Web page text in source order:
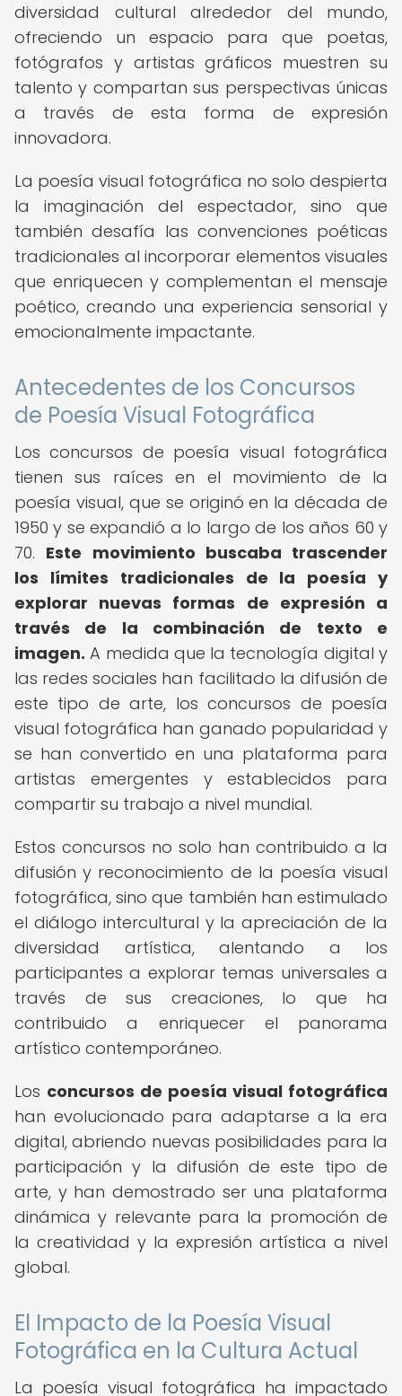
diversidad cultural alrededor del mundo,
ofreciendo un espacio para que poetas,
fotógrafos y artistas gráficos muestren su
talento y compartan sus perspectivas únicas
a través de esta forma de expresión
innovadora.
La poesía visual fotográfica no solo despierta
la imaginación del espectador, sino que
también desafía las convenciones poéticas
tradicionales al incorporar elementos visuales
que enriquecen y complementan el mensaje
poético, creando una experiencia sensorial y
emocionalmente impactante.
Antecedentes de los Concursos
de Poesía Visual Fotográfica
Los concursos de poesía visual fotográfica
tienen sus raíces en el movimiento de la
poesía visual, que se originó en la década de
1950 y se expandió a lo largo de los años 60 y
70. Este movimiento buscaba trascender
los límites tradicionales de la poesía y
explorar nuevas formas de expresión a
través de la combinación de texto e
imagen. A medida que la tecnología digital y
las redes sociales han facilitado la difusión de
este tipo de arte, los concursos de poesía
visual fotográfica han ganado popularidad y
se han convertido en una plataforma para
artistas emergentes y establecidos para
compartir su trabajo a nivel mundial.
Estos concursos no solo han contribuido a la
difusión y reconocimiento de la poesía visual
fotográfica, sino que también han estimulado
el diálogo intercultural y la apreciación de la
diversidad artística, alentando a los
participantes a explorar temas universales a
través de sus creaciones, lo que ha
contribuido a enriquecer el panorama
artístico contemporáneo.
Los concursos de poesía visual fotográfica
han evolucionado para adaptarse a la era
digital, abriendo nuevas posibilidades para la
participación y la difusión de este tipo de
arte, y han demostrado ser una plataforma
dinámica y relevante para la promoción de
la creatividad y la expresión artística a nivel
global.
El Impacto de la Poesía Visual
Fotográfica en la Cultura Actual
La poesía visual fotográfica ha impactado